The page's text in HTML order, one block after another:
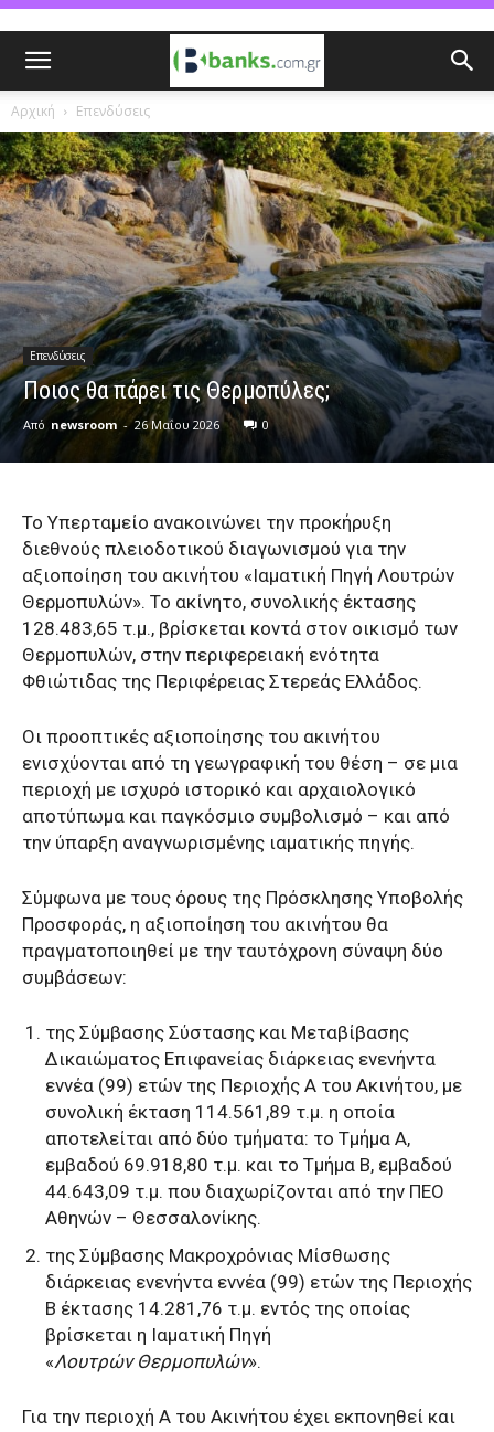
Αρχική Επενδύσεις
Επενδύσεις
Ποιος θα πάρει τις Θερμοπύλες;
Από newsroom - 26 Μαΐου 2026 0
Το Υπερταμείο ανακοινώνει την προκήρυξη
διεθνούς πλειοδοτικού διαγωνισμού για την
αξιοποίηση του ακινήτου «Ιαματική Πηγή Λουτρών
Θερμοπυλών». Το ακίνητο, συνολικής έκτασης
128.483,65 τ.μ., βρίσκεται κοντά στον οικισμό των
Θερμοπυλών, στην περιφερειακή ενότητα
Φθιώτιδας της Περιφέρειας Στερεάς Ελλάδος.
Οι προοπτικές αξιοποίησης του ακινήτου
ενισχύονται από τη γεωγραφική του θέση – σε μια
περιοχή με ισχυρό ιστορικό και αρχαιολογικό
αποτύπωμα και παγκόσμιο συμβολισμό – και από
την ύπαρξη αναγνωρισμένης ιαματικής πηγής.
Σύμφωνα με τους όρους της Πρόσκλησης Υποβολής
Προσφοράς, η αξιοποίηση του ακινήτου θα
πραγματοποιηθεί με την ταυτόχρονη σύναψη δύο
συμβάσεων:
της Σύμβασης Σύστασης και Μεταβίβασης
Δικαιώματος Επιφανείας διάρκειας ενενήντα
εννέα (99) ετών της Περιοχής Α του Ακινήτου, με
συνολική έκταση 114.561,89 τ.μ. η οποία
αποτελείται από δύο τμήματα: το Τμήμα Α,
εμβαδού 69.918,80 τ.μ. και το Τμήμα Β, εμβαδού
44.643,09 τ.μ. που διαχωρίζονται από την ΠΕΟ
Αθηνών – Θεσσαλονίκης.
της Σύμβασης Μακροχρόνιας Μίσθωσης
διάρκειας ενενήντα εννέα (99) ετών της Περιοχής
Β έκτασης 14.281,76 τ.μ. εντός της οποίας
βρίσκεται η Ιαματική Πηγή
«Λουτρών Θερμοπυλών».
Για την περιοχή Α του Ακινήτου έχει εκπονηθεί και